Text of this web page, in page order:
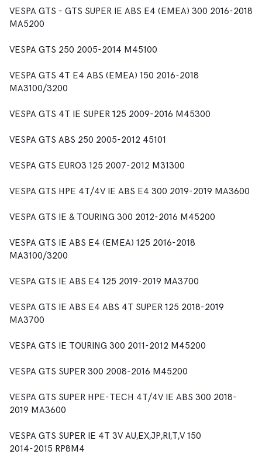
VESPA GTS - GTS SUPER IE ABS E4 (EMEA) 300 2016-2018
MA5200
VESPA GTS 250 2005-2014 M45100
VESPA GTS 4T E4 ABS (EMEA) 150 2016-2018
MA3100/3200
VESPA GTS 4T IE SUPER 125 2009-2016 M45300
VESPA GTS ABS 250 2005-2012 45101
VESPA GTS EURO3 125 2007-2012 M31300
VESPA GTS HPE 4T/4V IE ABS E4 300 2019-2019 MA3600
VESPA GTS IE & TOURING 300 2012-2016 M45200
VESPA GTS IE ABS E4 (EMEA) 125 2016-2018
MA3100/3200
VESPA GTS IE ABS E4 125 2019-2019 MA3700
VESPA GTS IE ABS E4 ABS 4T SUPER 125 2018-2019
MA3700
VESPA GTS IE TOURING 300 2011-2012 M45200
VESPA GTS SUPER 300 2008-2016 M45200
VESPA GTS SUPER HPE-TECH 4T/4V IE ABS 300 2018-
2019 MA3600
VESPA GTS SUPER IE 4T 3V AU,EX,JP,RI,T,V 150
2014-2015 RP8M4